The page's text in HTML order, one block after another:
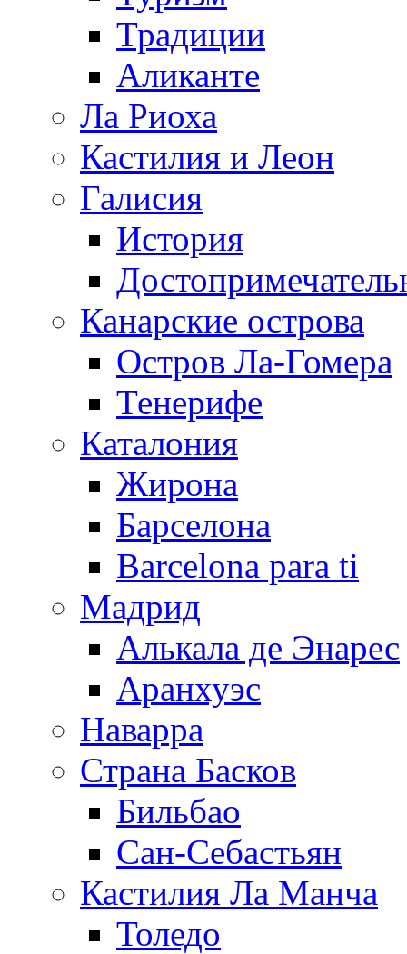
Традиции
Аликанте
Ла Риоха
Кастилия и Леон
Галисия
История
Канарские острова
Остров Ла-Гомера
Тенерифе
Каталония
Жирона
Барселона
Barcelona para ti
Мадрид
Алькала де Энарес
Аранхуэс
Наварра
Страна Басков
Бильбао
Сан-Себастьян
Кастилия Ла Манча
Толедо